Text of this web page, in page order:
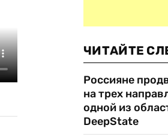
ЧИТАЙТЕ
Россияне
на трех
одной из
DeepState